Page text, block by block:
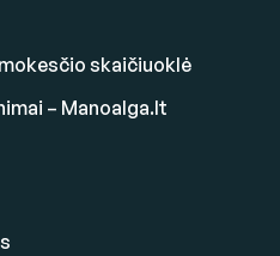
skaičiuoklė
– Manoalga.lt